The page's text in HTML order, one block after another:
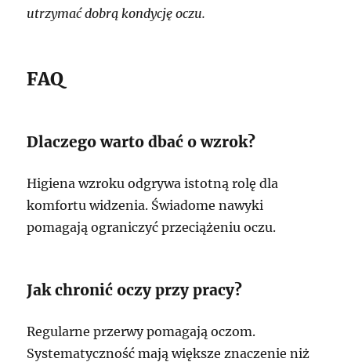
utrzymać dobrą kondycję oczu.
FAQ
Dlaczego warto dbać o wzrok?
Higiena wzroku odgrywa istotną rolę dla
komfortu widzenia. Świadome nawyki
pomagają ograniczyć przeciążeniu oczu.
Jak chronić oczy przy pracy?
Regularne przerwy pomagają oczom.
Systematyczność mają większe znaczenie niż